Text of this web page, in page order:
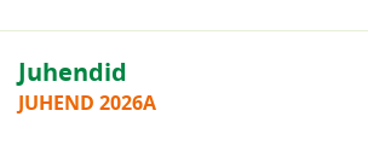
Juhendid
JUHEND 2026A